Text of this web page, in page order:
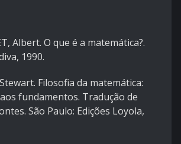
Albert. O que é a matemática?.
1990.
Stewart. Filosofia da matemática:
fundamentos. Tradução de
São Paulo: Edições Loyola,